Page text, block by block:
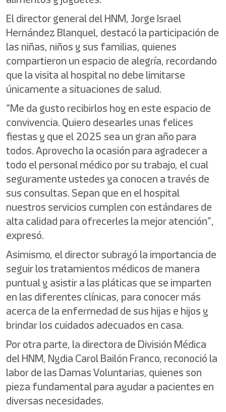
El director general del HNM, Jorge Israel
Hernández Blanquel, destacó la participación de
las niñas, niños y sus familias, quienes
compartieron un espacio de alegría, recordando
que la visita al hospital no debe limitarse
únicamente a situaciones de salud.
“Me da gusto recibirlos hoy en este espacio de
convivencia. Quiero desearles unas felices
fiestas y que el 2025 sea un gran año para
todos. Aprovecho la ocasión para agradecer a
todo el personal médico por su trabajo, el cual
seguramente ustedes ya conocen a través de
sus consultas. Sepan que en el hospital
nuestros servicios cumplen con estándares de
alta calidad para ofrecerles la mejor atención”,
expresó.
Asimismo, el director subrayó la importancia de
seguir los tratamientos médicos de manera
puntual y asistir a las pláticas que se imparten
en las diferentes clínicas, para conocer más
acerca de la enfermedad de sus hijas e hijos y
brindar los cuidados adecuados en casa.
Por otra parte, la directora de División Médica
del HNM, Nydia Carol Bailón Franco, reconoció la
labor de las Damas Voluntarias, quienes son
pieza fundamental para ayudar a pacientes en
diversas necesidades.